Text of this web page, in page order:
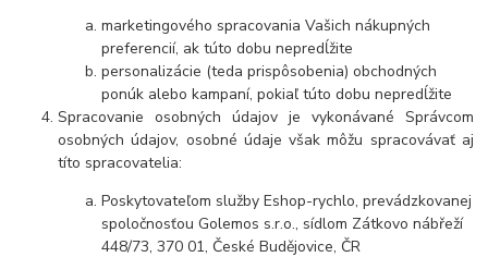
marketingového spracovania Vašich nákupných
preferencií, ak túto dobu nepredĺžite
personalizácie (teda prispôsobenia) obchodných
ponúk alebo kampaní, pokiaľ túto dobu nepredĺžite
Spracovanie osobných údajov je vykonávané Správcom
osobných údajov, osobné údaje však môžu spracovávať aj
títo spracovatelia:
Poskytovateľom služby Eshop-rychlo, prevádzkovanej
spoločnosťou Golemos s.r.o., sídlom Zátkovo nábřeží
448/73, 370 01, České Budějovice, ČR